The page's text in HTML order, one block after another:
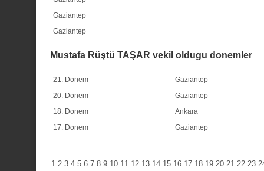
Gaziantep
Gaziantep
Mustafa Rüştü TAŞAR vekil oldugu donemler
21. Donem
Gaziantep
20. Donem
Gaziantep
18. Donem
Ankara
17. Donem
Gaziantep
1 2 3 4 5 6 7 8 9 10 11 12 13 14 15 16 17 18 19 20 21 22 23